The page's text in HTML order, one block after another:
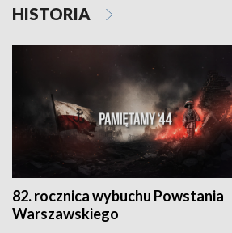
HISTORIA
82. rocznica wybuchu Powstania
Warszawskiego